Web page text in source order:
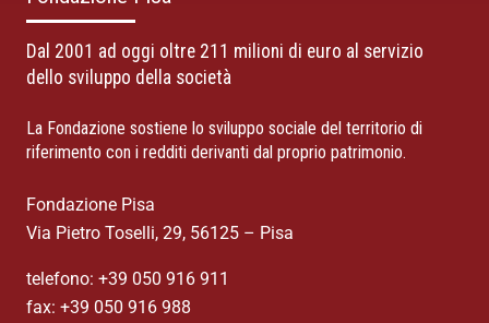
Dal 2001 ad oggi oltre 211 milioni di euro al servizio
dello sviluppo della società
La Fondazione sostiene lo sviluppo sociale del territorio di
riferimento con i redditi derivanti dal proprio patrimonio.
Fondazione Pisa
Via Pietro Toselli, 29, 56125 – Pisa
telefono: +39 050 916 911
fax: +39 050 916 988